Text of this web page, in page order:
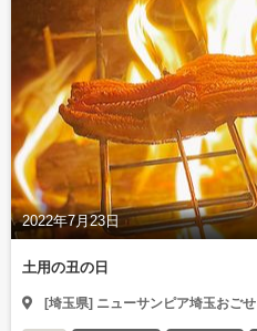
2022年7月23日
土用の丑の日
[埼玉県] ニューサンピア埼玉おごせ